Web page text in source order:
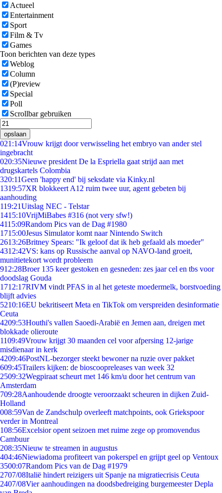
Actueel
Entertainment
Sport
Film & Tv
Games
Toon berichten van deze types
Weblog
Column
(P)review
Special
Poll
Scrollbar gebruiken
opslaan
021:14Vrouw krijgt door verwisseling het embryo van ander stel
ingebracht
020:35Nieuwe president De la Espriella gaat strijd aan met
drugskartels Colombia
320:11Geen 'happy end' bij seksdate via Kinky.nl
1319:57XR blokkeert A12 ruim twee uur, agent gebeten bij
aanhouding
119:21Uitslag NEC - Telstar
1415:10VrijMiBabes #316 (not very sfw!)
4115:09Random Pics van de Dag #1980
1715:00Jesus Simulator komt naar Nintendo Switch
2613:26Britney Spears: "Ik geloof dat ik heb gefaald als moeder"
4312:42VS: kans op Russische aanval op NAVO-land groeit,
munitietekort wordt probleem
912:28Broer 135 keer gestoken en gesneden: zes jaar cel en tbs voor
doodslag Gouda
1712:17RIVM vindt PFAS in al het geteste moedermelk, borstvoeding
blijft advies
5210:16EU bekritiseert Meta en TikTok om verspreiden desinformatie
Ceuta
4209:53Houthi's vallen Saoedi-Arabië en Jemen aan, dreigen met
blokkade olieroute
1109:49Vrouw krijgt 30 maanden cel voor afpersing 12-jarige
misdienaar in kerk
4209:46PostNL-bezorger steekt bewoner na ruzie over pakket
609:45Trailers kijken: de bioscoopreleases van week 32
2509:32Wegpiraat scheurt met 146 km/u door het centrum van
Amsterdam
709:28Aanhoudende droogte veroorzaakt scheuren in dijken Zuid-
Holland
008:59Van de Zandschulp overleeft matchpoints, ook Griekspoor
verder in Montreal
108:56Excelsior opent seizoen met ruime zege op promovendus
Cambuur
208:35Nieuw te streamen in augustus
404:46Niewiadoma profiteert van pokerspel en grijpt geel op Ventoux
3500:07Random Pics van de Dag #1979
2707/08Italië hindert reizigers uit Spanje na migratiecrisis Ceuta
2407/08Vier aanhoudingen na doodsbedreiging burgemeester Depla